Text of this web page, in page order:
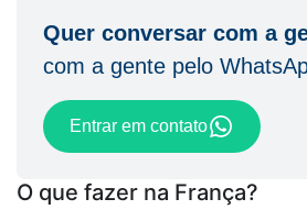
Quer conversar com a
com a gente pelo
Entrar em contato
O que fazer na França?